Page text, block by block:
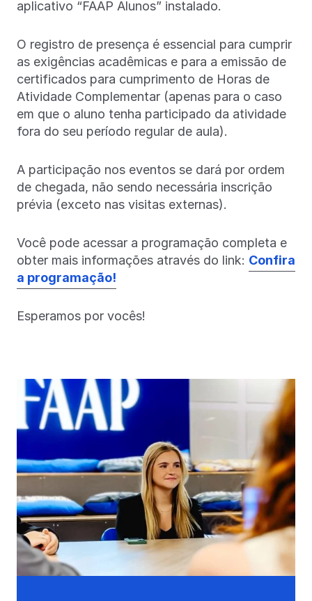
aplicativo “FAAP Alunos” instalado.
O registro de presença é essencial para cumprir
as exigências acadêmicas e para a emissão de
certificados para cumprimento de Horas de
Atividade Complementar (apenas para o caso
em que o aluno tenha participado da atividade
fora do seu período regular de aula).
A participação nos eventos se dará por ordem
de chegada, não sendo necessária inscrição
prévia (exceto nas visitas externas).
Você pode acessar a programação completa e
obter mais informações através do link: Confira
a programação!
Esperamos por vocês!